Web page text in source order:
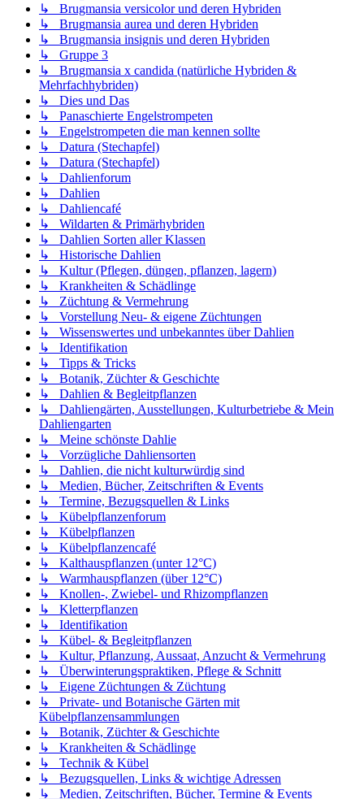
↳ Brugmansia versicolor und deren Hybriden
↳ Brugmansia aurea und deren Hybriden
↳ Brugmansia insignis und deren Hybriden
↳ Gruppe 3
↳ Brugmansia x candida (natürliche Hybriden &
Mehrfachhybriden)
↳ Dies und Das
↳ Panaschierte Engelstrompeten
↳ Engelstrompeten die man kennen sollte
↳ Datura (Stechapfel)
↳ Datura (Stechapfel)
↳ Dahlienforum
↳ Dahlien
↳ Dahliencafé
↳ Wildarten & Primärhybriden
↳ Dahlien Sorten aller Klassen
↳ Historische Dahlien
↳ Kultur (Pflegen, düngen, pflanzen, lagern)
↳ Krankheiten & Schädlinge
↳ Züchtung & Vermehrung
↳ Vorstellung Neu- & eigene Züchtungen
↳ Wissenswertes und unbekanntes über Dahlien
↳ Identifikation
↳ Tipps & Tricks
↳ Botanik, Züchter & Geschichte
↳ Dahlien & Begleitpflanzen
↳ Dahliengärten, Ausstellungen, Kulturbetriebe & Mein
Dahliengarten
↳ Meine schönste Dahlie
↳ Vorzügliche Dahliensorten
↳ Dahlien, die nicht kulturwürdig sind
↳ Medien, Bücher, Zeitschriften & Events
↳ Termine, Bezugsquellen & Links
↳ Kübelpflanzenforum
↳ Kübelpflanzen
↳ Kübelpflanzencafé
↳ Kalthauspflanzen (unter 12°C)
↳ Warmhauspflanzen (über 12°C)
↳ Knollen-, Zwiebel- und Rhizompflanzen
↳ Kletterpflanzen
↳ Identifikation
↳ Kübel- & Begleitpflanzen
↳ Kultur, Pflanzung, Aussaat, Anzucht & Vermehrung
↳ Überwinterungspraktiken, Pflege & Schnitt
↳ Eigene Züchtungen & Züchtung
↳ Private- und Botanische Gärten mit
Kübelpflanzensammlungen
↳ Botanik, Züchter & Geschichte
↳ Krankheiten & Schädlinge
↳ Technik & Kübel
↳ Bezugsquellen, Links & wichtige Adressen
↳ Medien, Zeitschriften, Bücher, Termine & Events